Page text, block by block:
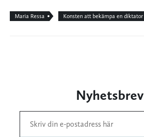
Maria Ressa Konsten att bekämpa en diktator
Nyhetsbrev